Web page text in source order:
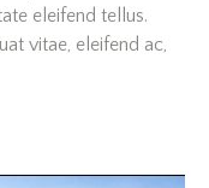
eleifend tellus.
vitae, eleifend ac,